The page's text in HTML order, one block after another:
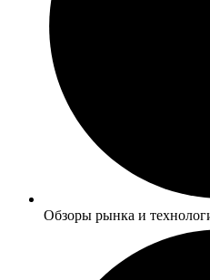
Обзоры рынка и